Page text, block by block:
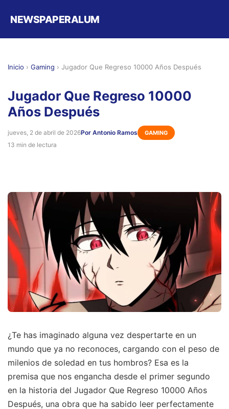
NEWSPAPERALUM
Inicio › Gaming › Jugador Que Regreso 10000 Años Después
Jugador Que Regreso 10000
Años Después
jueves, 2 de abril de 2026Por Antonio Ramos GAMING
13 min de lectura
¿Te has imaginado alguna vez despertarte en un
mundo que ya no reconoces, cargando con el peso de
milenios de soledad en tus hombros? Esa es la
premisa que nos engancha desde el primer segundo
en la historia del Jugador Que Regreso 10000 Años
Después, una obra que ha sabido leer perfectamente